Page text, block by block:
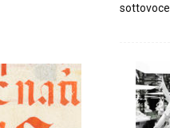
sottovoce